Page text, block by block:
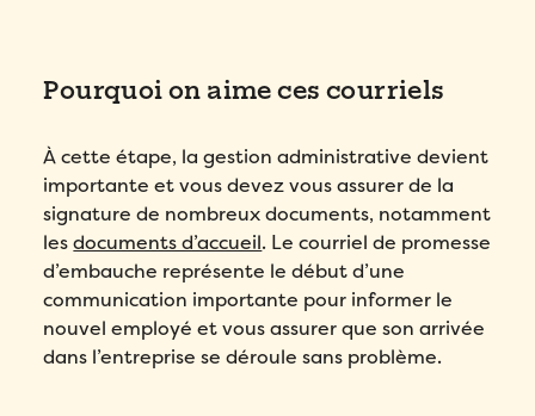
Pourquoi on aime ces courriels
À cette étape, la gestion administrative devient
importante et vous devez vous assurer de la
signature de nombreux documents, notamment
lesdocuments d’accueil. Le courriel de promesse
d’embauche représente le début d’une
communication importante pour informer le
nouvel employé et vous assurer que son arrivée
dans l’entreprise se déroule sans problème.